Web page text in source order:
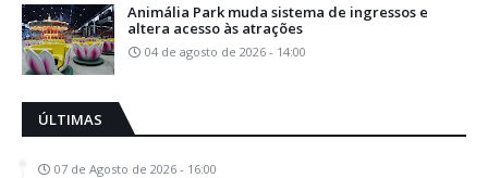
Animália Park muda sistema de ingressos e
altera acesso às atrações
04 de agosto de 2026 - 14:00
ÚLTIMAS
07 de Agosto de 2026 - 16:00